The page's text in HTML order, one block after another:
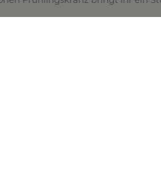
perfekt dazu, euren Garten oder